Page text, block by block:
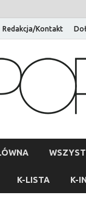
Redakcja/Kontakt
K-LISTA K-